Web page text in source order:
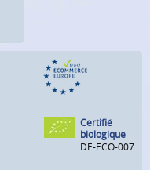
Certifié
biologique
DE-ECO-007